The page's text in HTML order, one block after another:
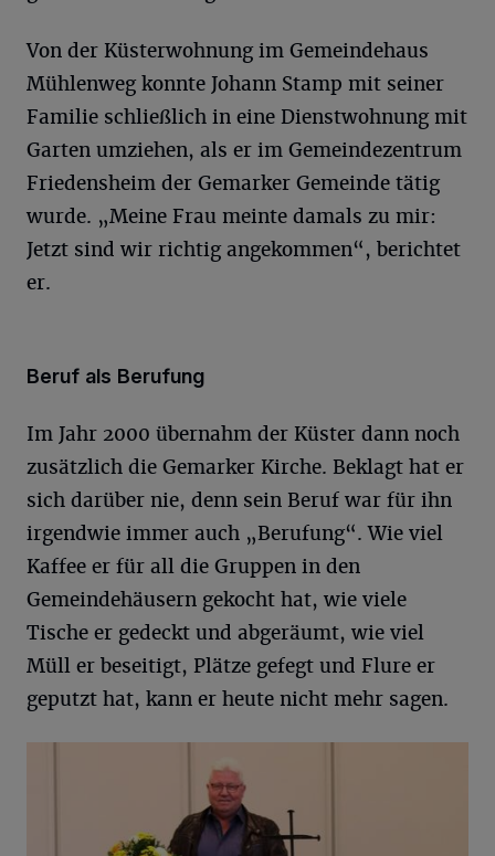
Von der Küsterwohnung im Gemeindehaus
Mühlenweg konnte Johann Stamp mit seiner
Familie schließlich in eine Dienstwohnung mit
Garten umziehen, als er im Gemeindezentrum
Friedensheim der Gemarker Gemeinde tätig
wurde. „Meine Frau meinte damals zu mir:
Jetzt sind wir richtig angekommen“, berichtet
er.
Beruf als Berufung
Im Jahr 2000 übernahm der Küster dann noch
zusätzlich die Gemarker Kirche. Beklagt hat er
sich darüber nie, denn sein Beruf war für ihn
irgendwie immer auch „Berufung“. Wie viel
Kaffee er für all die Gruppen in den
Gemeindehäusern gekocht hat, wie viele
Tische er gedeckt und abgeräumt, wie viel
Müll er beseitigt, Plätze gefegt und Flure er
geputzt hat, kann er heute nicht mehr sagen.